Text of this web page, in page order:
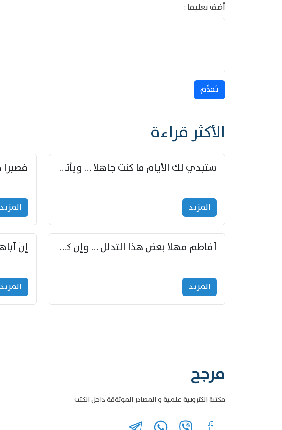
أضف تعليقا :
يُقدِّم
الأكثر قراءة
ستبدي لك الأيام ما كنت جاهلا … ويأتيك بالأخبار من لم تزوّد
المزید المزید
أفاطم مهلا بعض هذا التدلل … وإن كنت قد أزمعت صرمي فأجملي
المزید المزید
مرجح
مكتبة الكترونية علمية و المصادر الموثةقة داخل الكتب